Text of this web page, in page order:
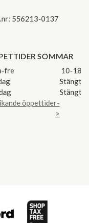
556213-0137
SOMMAR
fre
10-18
Stängt
Stängt
öppettider-
>